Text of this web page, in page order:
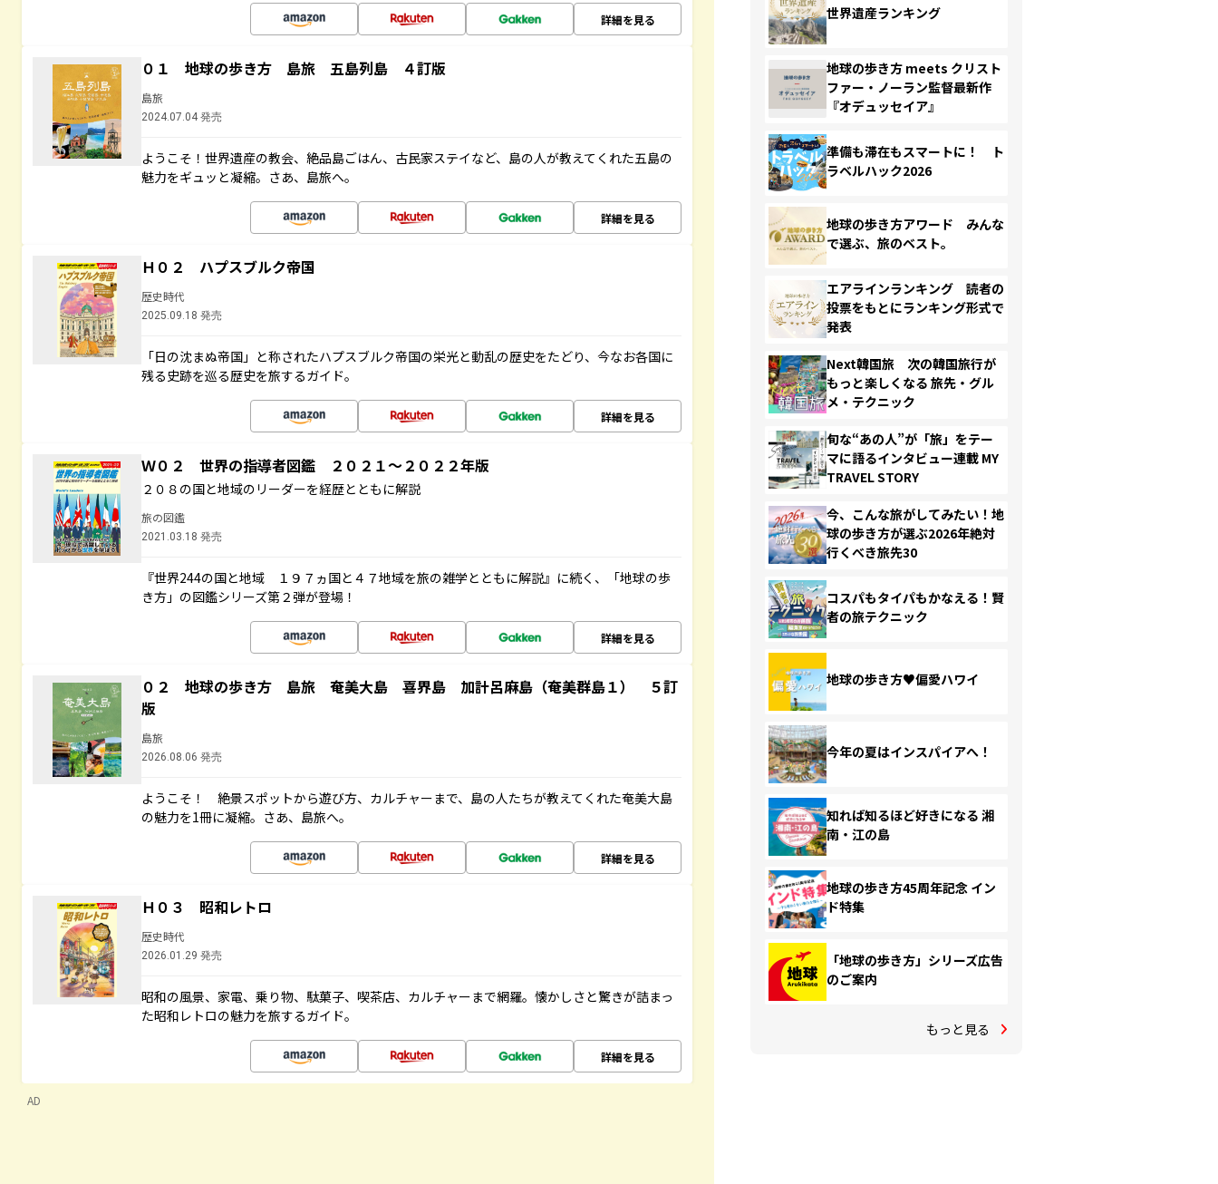
詳細を見る
０１ 地球の歩き方 島旅 五島列島 ４訂版
島旅
2024.07.04 発売
ようこそ！世界遺産の教会、絶品島ごはん、古民家ステイなど、島の人が教えてくれた五島の
魅力をギュッと凝縮。さあ、島旅へ。
詳細を見る
Ｈ０２ ハプスブルク帝国
歴史時代
2025.09.18 発売
「日の沈まぬ帝国」と称されたハプスブルク帝国の栄光と動乱の歴史をたどり、今なお各国に
残る史跡を巡る歴史を旅するガイド。
詳細を見る
Ｗ０２ 世界の指導者図鑑 ２０２１～２０２２年版
２０８の国と地域のリーダーを経歴とともに解説
旅の図鑑
2021.03.18 発売
『世界244の国と地域 １９７ヵ国と４７地域を旅の雑学とともに解説』に続く、「地球の歩
き方」の図鑑シリーズ第２弾が登場！
詳細を見る
０２ 地球の歩き方 島旅 奄美大島 喜界島 加計呂麻島（奄美群島１） ５訂
版
島旅
2026.08.06 発売
ようこそ！ 絶景スポットから遊び方、カルチャーまで、島の人たちが教えてくれた奄美大島
の魅力を1冊に凝縮。さあ、島旅へ。
詳細を見る
Ｈ０３ 昭和レトロ
歴史時代
2026.01.29 発売
昭和の風景、家電、乗り物、駄菓子、喫茶店、カルチャーまで網羅。懐かしさと驚きが詰まっ
た昭和レトロの魅力を旅するガイド。
詳細を見る
AD
世界遺産ランキング
地球の歩き方 meets クリスト
ファー・ノーラン監督最新作
『オデュッセイア』
準備も滞在もスマートに！ ト
ラベルハック2026
地球の歩き方アワード みんな
で選ぶ、旅のベスト。
エアラインランキング 読者の
投票をもとにランキング形式で
発表
Next韓国旅 次の韓国旅行が
もっと楽しくなる 旅先・グル
メ・テクニック
旬な“あの人”が「旅」をテー
マに語るインタビュー連載 MY
TRAVEL STORY
今、こんな旅がしてみたい！地
球の歩き方が選ぶ2026年絶対
行くべき旅先30
コスパもタイパもかなえる！賢
者の旅テクニック
地球の歩き方♥偏愛ハワイ
今年の夏はインスパイアへ！
知れば知るほど好きになる 湘
南・江の島
地球の歩き方45周年記念 イン
ド特集
「地球の歩き方」シリーズ広告
のご案内
もっと見る